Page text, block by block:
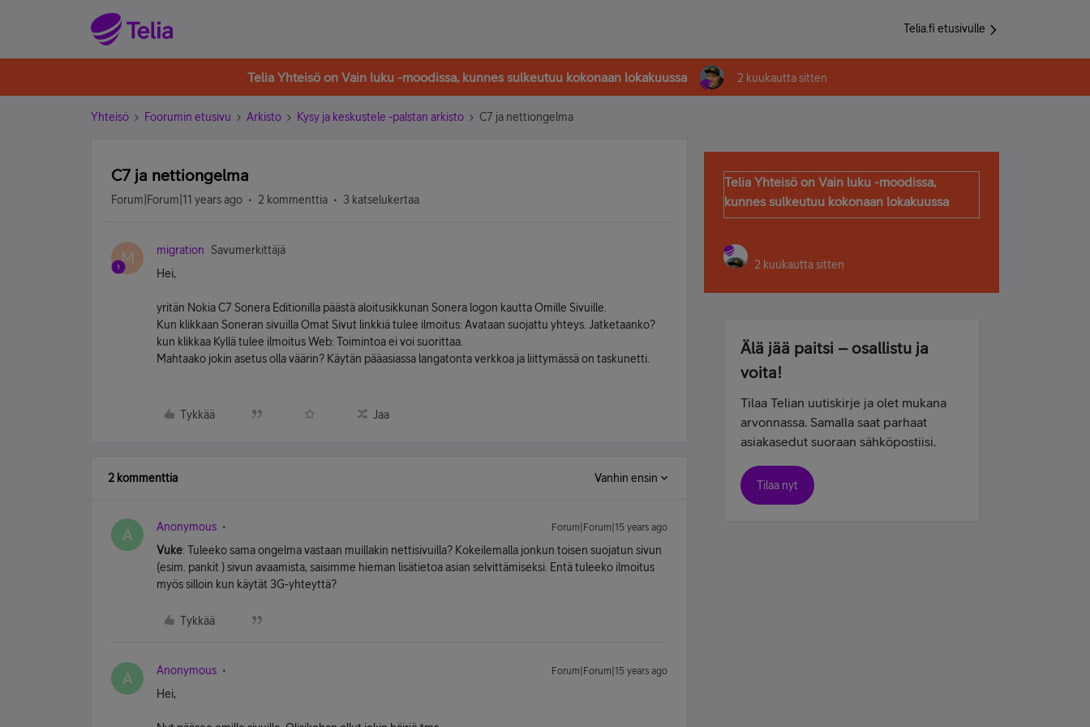
Telia.fi etusivulle
Telia Yhteisö on Vain luku -moodissa, kunnes sulkeutuu kokonaan lokakuussa 2 kuukautta sitten
Yhteisö Foorumin etusivu Arkisto Kysy ja keskustele -palstan arkisto C7 ja nettiongelma
C7 ja nettiongelma
Forum|Forum|11 years ago 2 kommenttia 3 katselukertaa
M migration
Savumerkittäjä
Hei,
yritän Nokia C7 Sonera Editionilla päästä aloitusikkunan Sonera logon kautta Omille Sivuille.
Kun klikkaan Soneran sivuilla Omat Sivut linkkiä tulee ilmoitus: Avataan suojattu yhteys. Jatketaanko?
kun klikkaa Kyllä tulee ilmoitus Web: Toimintoa ei voi suorittaa.
Mahtaako jokin asetus olla väärin? Käytän pääasiassa langatonta verkkoa ja liittymässä on taskunetti.
Tykkää Jaa
2 kommenttia Vanhin ensin
A Anonymous Forum|Forum|15 years ago
Vuke: Tuleeko sama ongelma vastaan muillakin nettisivuilla? Kokeilemalla jonkun toisen suojatun sivun
(esim. pankit ) sivun avaamista, saisimme hieman lisätietoa asian selvittämiseksi. Entä tuleeko ilmoitus
myös silloin kun käytät 3G-yhteyttä?
Tykkää
A Anonymous Forum|Forum|15 years ago
Hei,
Telia Yhteisö on Vain luku -moodissa,
kunnes sulkeutuu kokonaan lokakuussa
2 kuukautta sitten
Älä jää paitsi – osallistu ja
voita!
Tilaa Telian uutiskirje ja olet mukana
arvonnassa. Samalla saat parhaat
asiakasedut suoraan sähköpostiisi.
Tilaa nyt